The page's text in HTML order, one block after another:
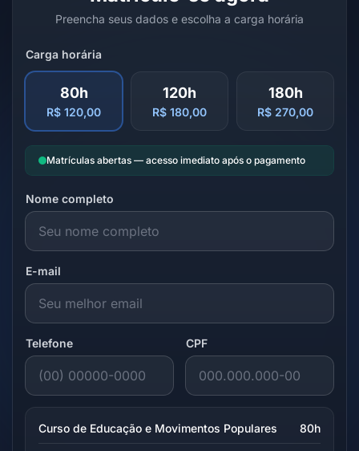
Preencha seus dados e escolha a carga horária
Carga horária
80h
R$ 120,00
120h
R$ 180,00
180h
R$ 270,00
Matrículas abertas — acesso imediato após o pagamento
Nome completo
E-mail
Telefone CPF
Curso de Educação e Movimentos Populares 80h